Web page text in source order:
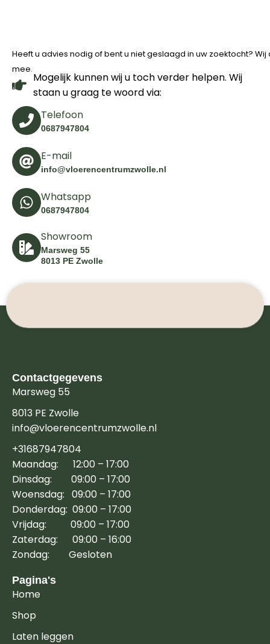
Heeft u advies nodig of bent u niet geslaagd in uw zoektocht?
mee.
Mogelijk kunnen wij u toch verder helpen. Wij
staan u graag te woord via:
Telefoon
0687947804
E-mail
info@vloerencentrumzwolle.nl
Whatsapp
0687947804
Showroom
Marsweg 55
8013 PE Zwolle
Contactgegevens
Marsweg 55
8013 PE Zwolle
info@vloerencentrumzwolle.nl
+31687947804
Maandag: 12:00 – 17:00
Dinsdag: 09:00 – 17:00
Woensdag: 09:00 – 17:00
Donderdag: 09:00 – 17:00
Vrijdag: 09:00 – 17:00
Zaterdag: 09:00 – 16:00
Zondag: Gesloten
Pagina's
Home
Shop
Laten leggen